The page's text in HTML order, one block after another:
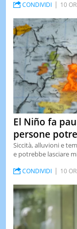
CONDIVIDI 10
El Niño fa
persone
Siccità, alluvioni e
e potrebbe lasciare
CONDIVIDI 10